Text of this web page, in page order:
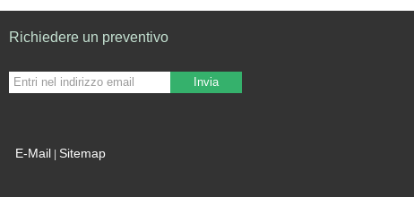
successive di stile di
uomini
Richiedere un preventivo
Invia
E-Mail | Sitemap